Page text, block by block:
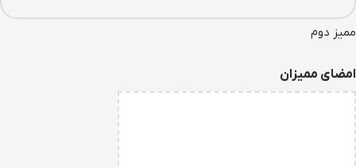
ممیز دوم
امضای ممیزان